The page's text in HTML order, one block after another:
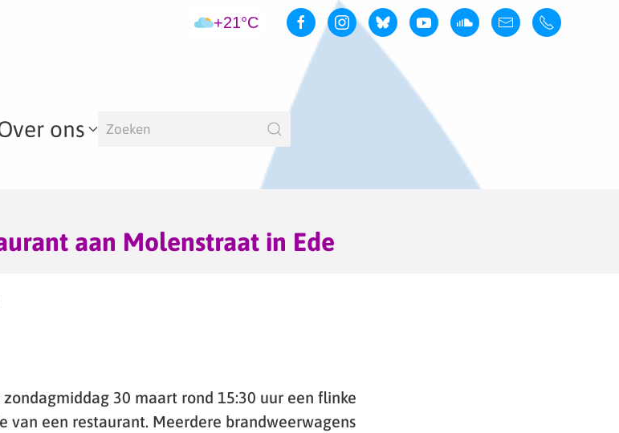
+21°C
ons
aan Molenstraat in Ede
30 maart rond 15:30 uur een flinke
een restaurant. Meerdere brandweerwagens